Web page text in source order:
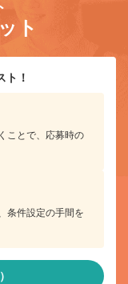
ト
ト！
ことで、応募時の
条件設定の手間を